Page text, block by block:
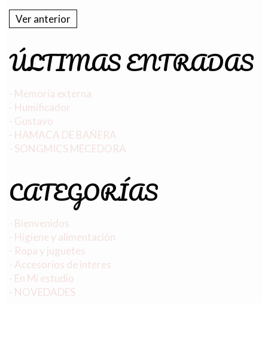
Ver anterior
ÚLTIMAS ENTRADAS
- Memoria externa
- Humificador
- Gustavo
- HAMACA DE BAÑERA
- SONGMICS MECEDORA
CATEGORÍAS
- Bienvenidos
- Higiene y alimentación
- Ropa y juguetes
- Accesorios de interes
- En Mi estudio
- NOVEDADES